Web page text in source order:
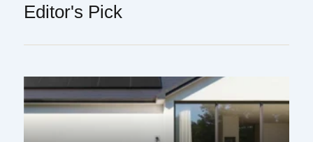
Editor's Pick